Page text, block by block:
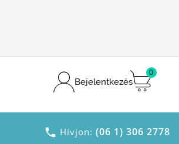
Bejelentkezés
0
 Hívjon: (06 1) 306 2778